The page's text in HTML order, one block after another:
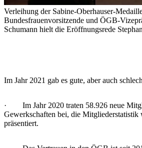
Verleihung der Sabine-Oberhauser-
Bundesfrauenvorsitzende und ÖGB-
Schumann hielt die Eröffnungsrede
Im Jahr 2021 gab es gute, aber auch
· Im Jahr 2020 traten 58.926 neue
Gewerkschaften bei, die Mitgliederstatistik
präsentiert.